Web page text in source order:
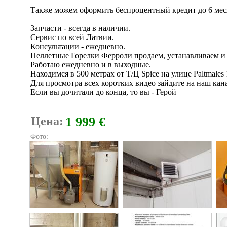
Также можем оформить беспроцентный кредит до 6
Запчасти - всегда в наличии.
Сервис по всей Латвии.
Консультации - ежедневно.
Пеллетные Горелки Ферроли продаем, устанавливаем
Работаю ежедневно и в выходные.
Находимся в 500 метрах от Т/Ц Spice на улице Paltmales
Для просмотра всех коротких видео зайдите на наш
Если вы дочитали до конца, то вы - Герой
Цена: 1 999 €
Фото: